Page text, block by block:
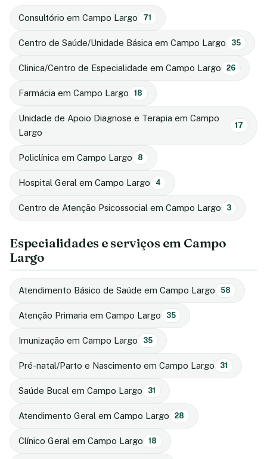
Consultório em Campo Largo 71
Centro de Saúde/Unidade Básica em Campo Largo 35
Clinica/Centro de Especialidade em Campo Largo 26
Farmácia em Campo Largo 18
Unidade de Apoio Diagnose e Terapia em Campo
Largo
17
Policlínica em Campo Largo 8
Hospital Geral em Campo Largo 4
Centro de Atenção Psicossocial em Campo Largo 3
Especialidades e serviços em Campo
Largo
Atendimento Básico de Saúde em Campo Largo 58
Atenção Primaria em Campo Largo 35
Imunização em Campo Largo 35
Pré-natal/Parto e Nascimento em Campo Largo 31
Saúde Bucal em Campo Largo 31
Atendimento Geral em Campo Largo 28
Clínico Geral em Campo Largo 18